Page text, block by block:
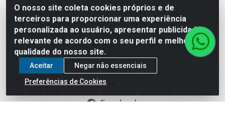
O nosso site coleta cookies próprios e de
terceiros para proporcionar uma experiência
personalizada ao usuário, apresentar publicidade
relevante de acordo com o seu perfil e melhorar a
qualidade do nosso site.
Aceitar
Negar não essenciais
Preferências de Cookies
(11) 2030 3000
vendas@globalatacadista.com.br
Horário de atendimento: Segunda a Sexta das
07:30h às 18h.
Redes sociais
Facebook